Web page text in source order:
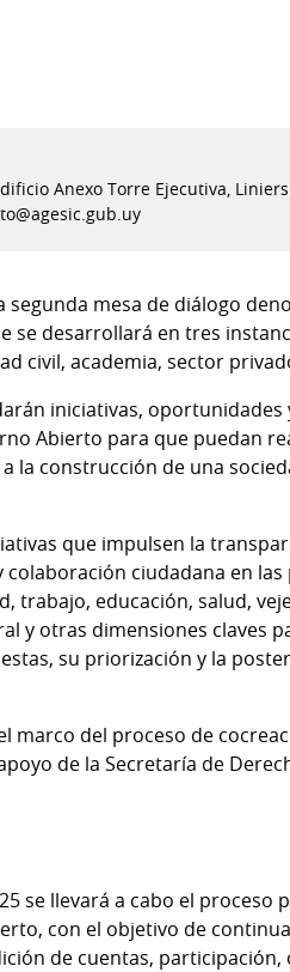
Anexo Torre Ejecutiva, Liniers
segunda mesa de diálogo
se desarrollará en tres
civil, academia, sector
iniciativas,
Abierto para que puedan
la construcción de una
que impulsen la
ciudadana en
trabajo, educación, salud,
y otras dimensiones claves
su priorización y la
marco del proceso de
de la Secretaría de
se llevará a cabo el
con el objetivo de
de cuentas,